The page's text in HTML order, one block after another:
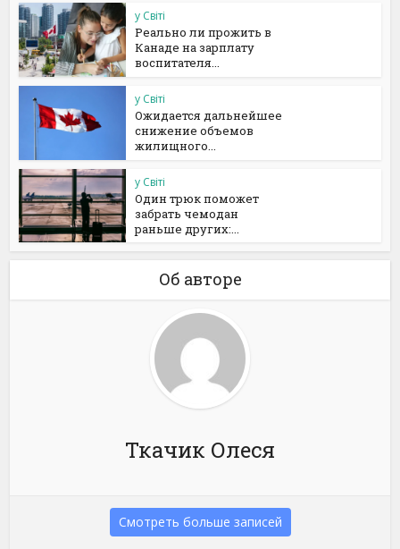
у Світі
Реально ли прожить в
Канаде на зарплату
воспитателя...
у Світі
Ожидается дальнейшее
снижение объемов
жилищного...
у Світі
Один трюк поможет
забрать чемодан
раньше других:...
Об авторе
Ткачик Олеся
Смотреть больше записей